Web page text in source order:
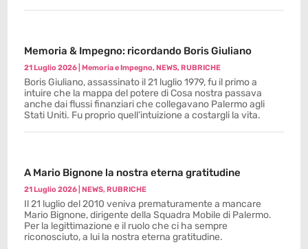
Memoria & Impegno: ricordando Boris Giuliano
21 Luglio 2026 |Memoria e Impegno,NEWS,RUBRICHE
Boris Giuliano, assassinato il 21 luglio 1979, fu il primo a
intuire che la mappa del potere di Cosa nostra passava
anche dai flussi finanziari che collegavano Palermo agli
Stati Uniti. Fu proprio quell’intuizione a costargli la vita.
A Mario Bignone la nostra eterna gratitudine
21 Luglio 2026 |NEWS,RUBRICHE
Il 21 luglio del 2010 veniva prematuramente a mancare
Mario Bignone, dirigente della Squadra Mobile di Palermo.
Per la legittimazione e il ruolo che ci ha sempre
riconosciuto, a lui la nostra eterna gratitudine.